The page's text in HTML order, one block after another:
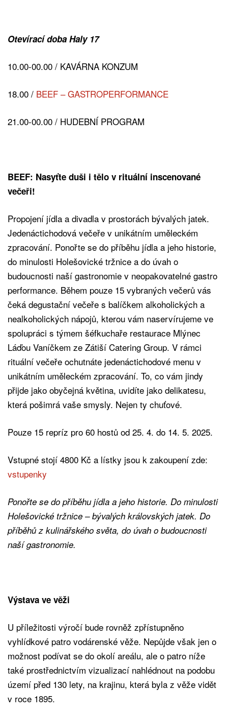
Otevírací doba Haly 17
10.00-00.00 / KAVÁRNA KONZUM
18.00 / BEEF – GASTROPERFORMANCE
21.00-00.00 / HUDEBNÍ PROGRAM
BEEF: Nasyťte duši i tělo v rituální inscenované
večeři!
Propojení jídla a divadla v prostorách bývalých jatek.
Jedenáctichodová večeře v unikátním uměleckém
zpracování. Ponořte se do příběhu jídla a jeho historie,
do minulosti Holešovické tržnice a do úvah o
budoucnosti naší gastronomie v neopakovatelné gastro
performance. Během pouze 15 vybraných večerů vás
čeká degustační večeře s balíčkem alkoholických a
nealkoholických nápojů, kterou vám naservírujeme ve
spolupráci s týmem šéfkuchaře restaurace Mlýnec
Láďou Vaníčkem ze Zátiší Catering Group. V rámci
rituální večeře ochutnáte jedenáctichodové menu v
unikátním uměleckém zpracování. To, co vám jindy
přijde jako obyčejná květina, uvidíte jako delikatesu,
která pošimrá vaše smysly. Nejen ty chuťové.
Pouze 15 repríz pro 60 hostů od 25. 4. do 14. 5. 2025.
Vstupné stojí 4800 Kč a lístky jsou k zakoupení zde:
vstupenky
Ponořte se do příběhu jídla a jeho historie. Do minulosti
Holešovické tržnice – bývalých královských jatek. Do
příběhů z kulinářského světa, do úvah o budoucnosti
naší gastronomie.
Výstava ve věži
U příležitosti výročí bude rovněž zpřístupněno
vyhlídkové patro vodárenské věže. Nepůjde však jen o
možnost podívat se do okolí areálu, ale o patro níže
také prostřednictvím vizualizací nahlédnout na podobu
území před 130 lety, na krajinu, která byla z věže vidět
v roce 1895.